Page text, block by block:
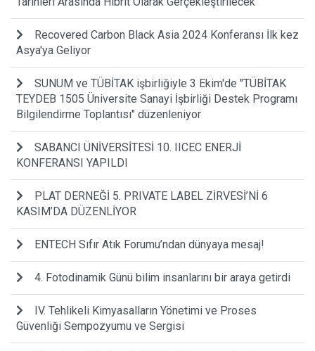
Recovered Carbon Black Asia 2024 Konferansı İlk kez
Asya'ya Geliyor
SUNUM ve TÜBİTAK işbirliğiyle 3 Ekim'de "TÜBİTAK
TEYDEB 1505 Üniversite Sanayi İşbirliği Destek Programı
Bilgilendirme Toplantısı" düzenleniyor
SABANCI ÜNİVERSİTESİ 10. IICEC ENERJİ
KONFERANSI YAPILDI
PLAT DERNEĞİ 5. PRIVATE LABEL ZİRVESİ’Nİ 6
KASIM’DA DÜZENLİYOR
ENTECH Sıfır Atık Forumu’ndan dünyaya mesaj!
4. Fotodinamik Günü bilim insanlarını bir araya getirdi
IV. Tehlikeli Kimyasalların Yönetimi ve Proses
Güvenliği Sempozyumu ve Sergisi